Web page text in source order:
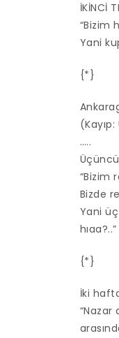
İKİNCİ
“Bizim
Yani
{*}
…..
“Bizim
Bizde
Yani
hıaa?..”
{*}
İki